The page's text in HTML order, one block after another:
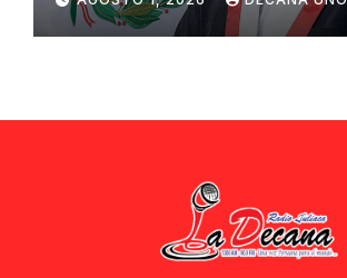
de Ollanta Humala